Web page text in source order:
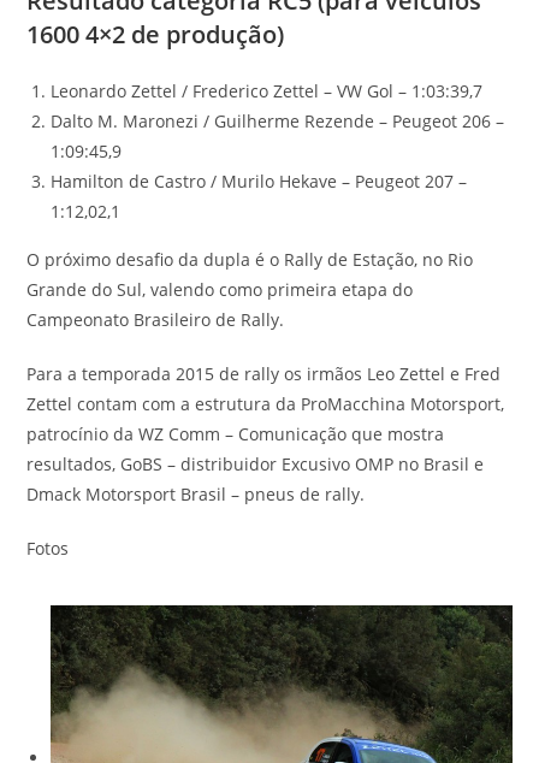
1600 4×2 de produção)
Leonardo Zettel / Frederico Zettel – VW Gol – 1:03:39,7
Dalto M. Maronezi / Guilherme Rezende – Peugeot 206 –
1:09:45,9
Hamilton de Castro / Murilo Hekave – Peugeot 207 –
1:12,02,1
O próximo desafio da dupla é o Rally de Estação, no Rio
Grande do Sul, valendo como primeira etapa do
Campeonato Brasileiro de Rally.
Para a temporada 2015 de rally os irmãos Leo Zettel e Fred
Zettel contam com a estrutura da ProMacchina Motorsport,
patrocínio da WZ Comm – Comunicação que mostra
resultados, GoBS – distribuidor Excusivo OMP no Brasil e
Dmack Motorsport Brasil – pneus de rally.
Fotos